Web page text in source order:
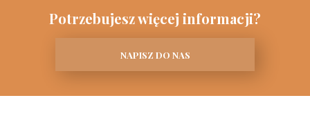
Potrzebujesz więcej informacji?
NAPISZ DO NAS